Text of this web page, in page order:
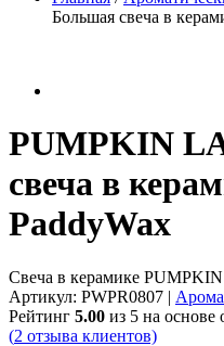
Большая свеча в
PUMPKIN
свеча в
PaddyWax
Свеча в керамике
Артикул: PWPR0807 |
Рейтинг 5.00 из 5 на основе
(2 отзыва клиентов)